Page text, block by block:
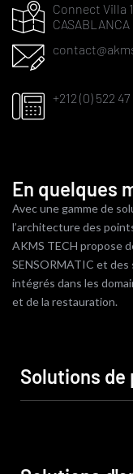
Connect Villa
CASABLANCA
+212 (0) 522
En quelques
Avec une gamme de
l’architecture des
AKMS TECH propose
SENSORMATIC et
intégrés dans les
et de la restauration.
Solutions de